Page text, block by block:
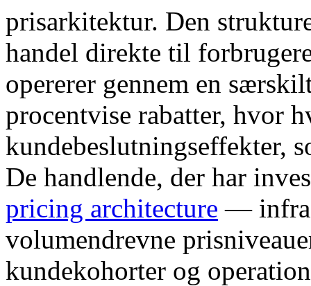
prisarkitektur. Den
handel direkte til
opererer gennem en
procentvise rabatter, hvor
kundebeslutningseffekter,
De handlende, der har
pricing architecture —
volumendrevne
kundekohorter og